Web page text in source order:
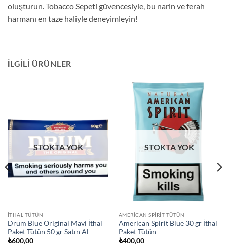
oluşturun. Tobacco Sepeti güvencesiyle, bu narin ve ferah
harmanı en taze haliyle deneyimleyin!
İLGILI ÜRÜNLER
STOKTA YOK
İTHAL TÜTÜN
Drum Blue Original Mavi İthal
Paket Tütün 50 gr Satın Al
₺600,00
STOKTA YOK
AMERICAN SPIRIT TÜTÜN
American Spirit Blue 30 gr İthal
Paket Tütün
₺400,00